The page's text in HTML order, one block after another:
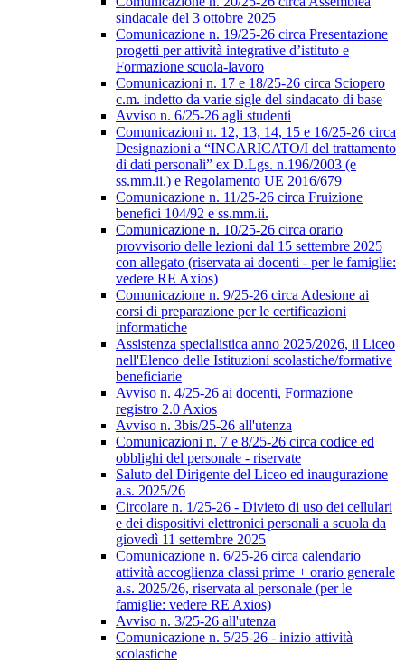
sindacale del 3 ottobre 2025
Comunicazione n. 19/25-26 circa Presentazione
progetti per attività integrative d’istituto e
Formazione scuola-lavoro
Comunicazioni n. 17 e 18/25-26 circa Sciopero
c.m. indetto da varie sigle del sindacato di base
Avviso n. 6/25-26 agli studenti
Comunicazioni n. 12, 13, 14, 15 e 16/25-26 circa
Designazioni a “INCARICATO/I del trattamento
di dati personali” ex D.Lgs. n.196/2003 (e
ss.mm.ii.) e Regolamento UE 2016/679
Comunicazione n. 11/25-26 circa Fruizione
benefici 104/92 e ss.mm.ii.
Comunicazione n. 10/25-26 circa orario
provvisorio delle lezioni dal 15 settembre 2025
con allegato (riservata ai docenti - per le famiglie:
vedere RE Axios)
Comunicazione n. 9/25-26 circa Adesione ai
corsi di preparazione per le certificazioni
informatiche
Assistenza specialistica anno 2025/2026, il Liceo
nell'Elenco delle Istituzioni scolastiche/formative
beneficiarie
Avviso n. 4/25-26 ai docenti, Formazione
registro 2.0 Axios
Avviso n. 3bis/25-26 all'utenza
Comunicazioni n. 7 e 8/25-26 circa codice ed
obblighi del personale - riservate
Saluto del Dirigente del Liceo ed inaugurazione
a.s. 2025/26
Circolare n. 1/25-26 - Divieto di uso dei cellulari
e dei dispositivi elettronici personali a scuola da
giovedì 11 settembre 2025
Comunicazione n. 6/25-26 circa calendario
attività accoglienza classi prime + orario generale
a.s. 2025/26, riservata al personale (per le
famiglie: vedere RE Axios)
Avviso n. 3/25-26 all'utenza
Comunicazione n. 5/25-26 - inizio attività
scolastiche